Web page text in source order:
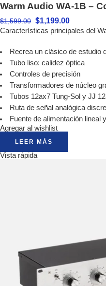
Warm Audio WA-1B –
$1,599.00 $1,199.00
Características principales del
Recrea un clásico de estudio
Tubo liso: calidez óptica
Controles de precisión
Transformadores de núcleo
Tubos 12ax7 Tung-Sol y JJ
Ruta de señal analógica
Fuente de alimentación lineal
Agregar al wishlist
LEER MÁS
Vista rápida